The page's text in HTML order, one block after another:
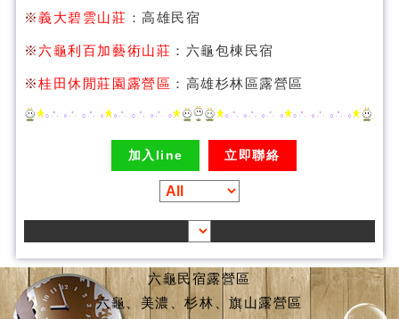
※義大碧雲山莊 ：高雄民宿
※六龜利百加藝術山莊 ：六龜包棟民宿
※桂田休閒莊園露營區 ：高雄杉林區露營區
加入line 立即聯絡
六龜民宿露營區
六龜、美濃、杉林、旗山露營區